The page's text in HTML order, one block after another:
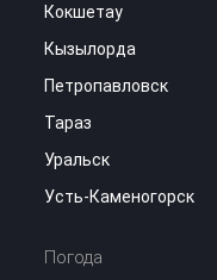
Кокшетау
Кызылорда
Петропавловск
Тараз
Уральск
Усть-Каменогорск
Погода